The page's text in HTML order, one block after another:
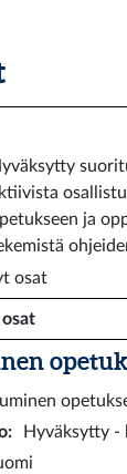
ja
osat
:
Hyväksytty -